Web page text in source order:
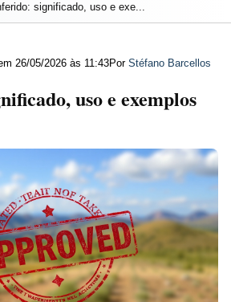
significado, uso e exe...
26/05/2026 às 11:43Por Stéfano Barcellos
uso e exemplos